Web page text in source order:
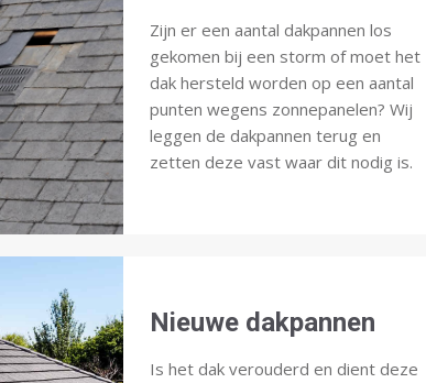
Zijn er een aantal dakpannen los
gekomen bij een storm of moet het
dak hersteld worden op een aantal
punten wegens zonnepanelen? Wij
leggen de dakpannen terug en
zetten deze vast waar dit nodig is.
Nieuwe dakpannen
Is het dak verouderd en dient deze